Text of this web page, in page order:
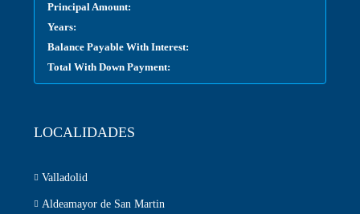
Principal Amount:
Years:
Balance Payable With Interest:
Total With Down Payment:
LOCALIDADES
Valladolid
Aldeamayor de San Martin